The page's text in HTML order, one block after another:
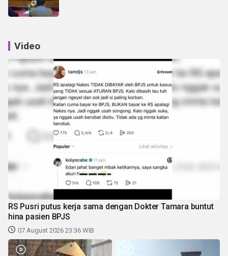
Video
RS Pusri putus kerja sama dengan Dokter Tamara buntut
hina pasien BPJS
07 August 2026 23:36 WIB